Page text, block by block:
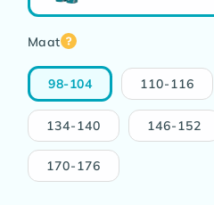
Maat
98-104 110-116
134-140 146-152
170-176